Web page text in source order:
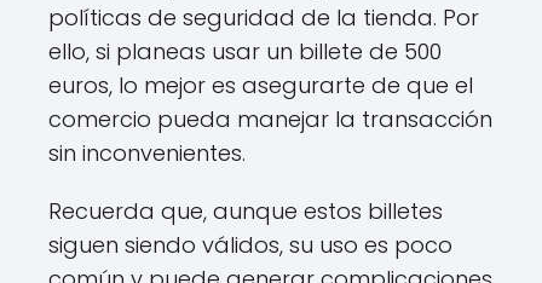
políticas de seguridad de la tienda. Por
ello, si planeas usar un billete de 500
euros, lo mejor es asegurarte de que el
comercio pueda manejar la transacción
sin inconvenientes.
Recuerda que, aunque estos billetes
siguen siendo válidos, su uso es poco